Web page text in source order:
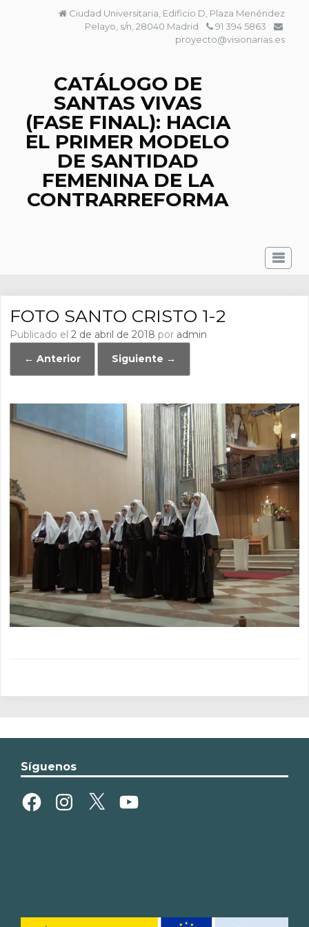
Ciudad Universitaria, Edificio D, Plaza Menéndez
Pelayo, s/n, 28040 Madrid
91 394 5863
proyecto@visionarias.es
CATÁLOGO DE
SANTAS VIVAS
(FASE FINAL): HACIA
EL PRIMER MODELO
DE SANTIDAD
FEMENINA DE LA
CONTRARREFORMA
FOTO SANTO CRISTO 1-2
Publicado el2 de abril de 2018 por admin
← Anterior
Siguiente →
Síguenos
FacebookInstagram
X YouTube